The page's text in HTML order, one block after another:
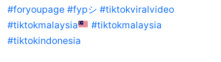
#foryoupage #fypシ #tiktokviralvideo
#tiktokmalaysia
#tiktokmalaysia
#tiktokindonesia